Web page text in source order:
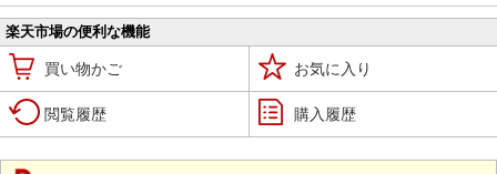
楽天市場の便利な機能
買い物かご お気に入り
閲覧履歴 購入履歴